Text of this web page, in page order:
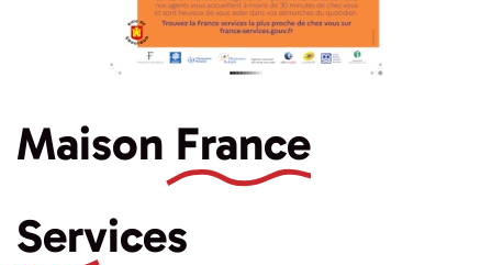
Maison France
Services